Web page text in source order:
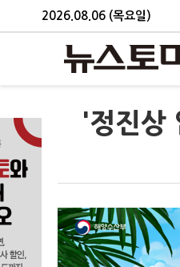
2026.08.06 (목요일)
'정진상